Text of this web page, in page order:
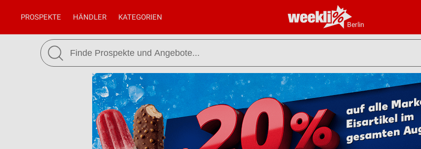
Berlin
PROSPEKTE HÄNDLER KATEGORIEN